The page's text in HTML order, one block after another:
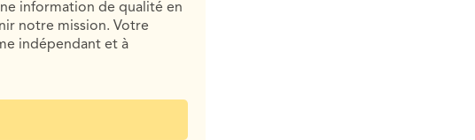
information de qualité en
notre mission. Votre
indépendant et à